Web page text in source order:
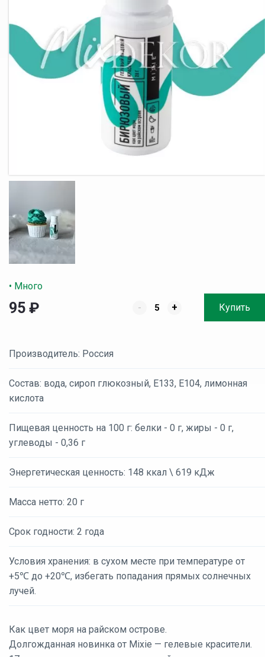
• Много
95 ₽ - + Купить
Производитель: Россия
Состав: вода, сироп глюкозный, Е133, Е104, лимонная
кислота
Пищевая ценность на 100 г: белки - 0 г, жиры - 0 г,
углеводы - 0,36 г
Энергетическая ценность: 148 ккал \ 619 кДж
Масса нетто: 20 г
Срок годности: 2 года
Условия хранения: в сухом месте при температуре от
+5℃ до +20℃, избегать попадания прямых солнечных
лучей.
Как цвет моря на райском острове.
Долгожданная новинка от Mixie — гелевые красители.